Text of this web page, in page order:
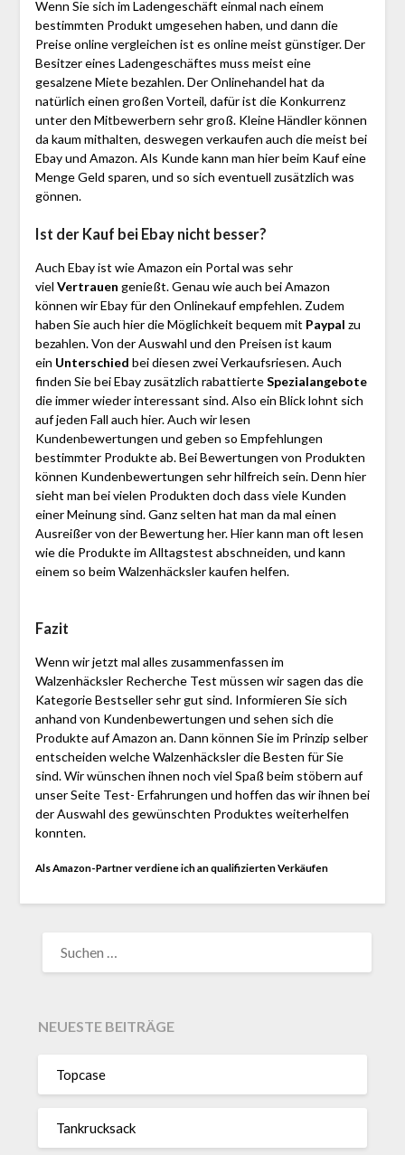
Wenn Sie sich im Ladengeschäft einmal nach einem
bestimmten Produkt umgesehen haben, und dann die
Preise online vergleichen ist es online meist günstiger. Der
Besitzer eines Ladengeschäftes muss meist eine
gesalzene Miete bezahlen. Der Onlinehandel hat da
natürlich einen großen Vorteil, dafür ist die Konkurrenz
unter den Mitbewerbern sehr groß. Kleine Händler können
da kaum mithalten, deswegen verkaufen auch die meist bei
Ebay und Amazon. Als Kunde kann man hier beim Kauf eine
Menge Geld sparen, und so sich eventuell zusätzlich was
gönnen.
Ist der Kauf bei Ebay nicht besser?
Auch Ebay ist wie Amazon ein Portal was sehr
viel Vertrauen genießt. Genau wie auch bei Amazon
können wir Ebay für den Onlinekauf empfehlen. Zudem
haben Sie auch hier die Möglichkeit bequem mit Paypal zu
bezahlen. Von der Auswahl und den Preisen ist kaum
ein Unterschied bei diesen zwei Verkaufsriesen. Auch
finden Sie bei Ebay zusätzlich rabattierteSpezialangebote
die immer wieder interessant sind. Also ein Blick lohnt sich
auf jeden Fall auch hier. Auch wir lesen
Kundenbewertungen und geben so Empfehlungen
bestimmter Produkte ab. Bei Bewertungen von Produkten
können Kundenbewertungen sehr hilfreich sein. Denn hier
sieht man bei vielen Produkten doch dass viele Kunden
einer Meinung sind. Ganz selten hat man da mal einen
Ausreißer von der Bewertung her. Hier kann man oft lesen
wie die Produkte im Alltagstest abschneiden, und kann
einem so beim Walzenhäcksler kaufen helfen.
Fazit
Wenn wir jetzt mal alles zusammenfassen im
Walzenhäcksler Recherche Test müssen wir sagen das die
Kategorie Bestseller sehr gut sind. Informieren Sie sich
anhand von Kundenbewertungen und sehen sich die
Produkte auf Amazon an. Dann können Sie im Prinzip selber
entscheiden welche Walzenhäcksler die Besten für Sie
sind. Wir wünschen ihnen noch viel Spaß beim stöbern auf
unser Seite Test- Erfahrungen und hoffen das wir ihnen bei
der Auswahl des gewünschten Produktes weiterhelfen
konnten.
Als Amazon-Partner verdiene ich an qualifizierten Verkäufen
NACH:
NEUESTE BEITRÄGE
Topcase
Tan­kruck­sack